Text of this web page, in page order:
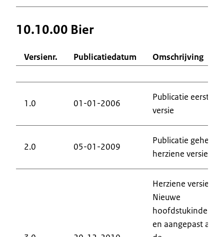
10.10.00 Bier
Versienr. Publicatiedatum Omschrijving
1.0 01-01-2006
Publicatie eerste
versie
2.0 05-01-2009
Publicatie geheel
herziene versie
Herziene versie.
Nieuwe
hoofdstukindeling
en aangepast aan